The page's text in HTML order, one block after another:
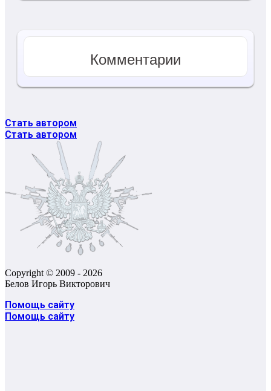
Комментарии
Стать автором
Стать автором
Copyright © 2009 - 2026
Белов Игорь Викторович
Помощь сайту
Помощь сайту